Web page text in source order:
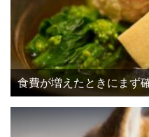
食費が増えたときにまず